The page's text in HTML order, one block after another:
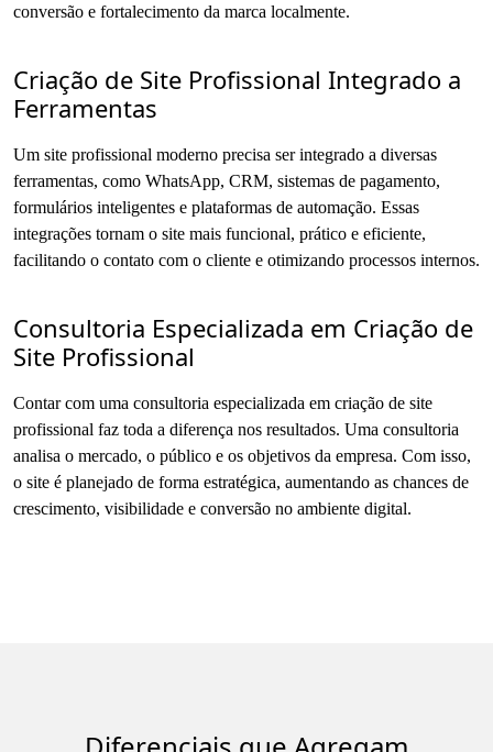
conversão e fortalecimento da marca localmente.
Criação de Site Profissional Integrado a
Ferramentas
Um site profissional moderno precisa ser integrado a diversas
ferramentas, como WhatsApp, CRM, sistemas de pagamento,
formulários inteligentes e plataformas de automação. Essas
integrações tornam o site mais funcional, prático e eficiente,
facilitando o contato com o cliente e otimizando processos internos.
Consultoria Especializada em Criação de
Site Profissional
Contar com uma consultoria especializada em criação de site
profissional faz toda a diferença nos resultados. Uma consultoria
analisa o mercado, o público e os objetivos da empresa. Com isso,
o site é planejado de forma estratégica, aumentando as chances de
crescimento, visibilidade e conversão no ambiente digital.